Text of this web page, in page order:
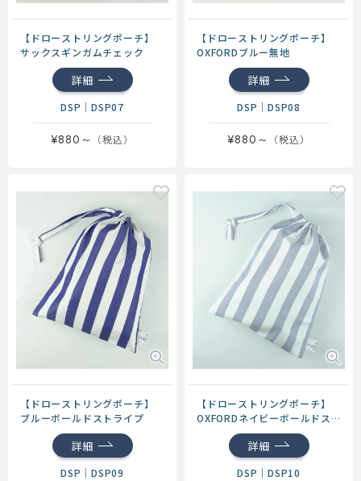
【ドローストリングポーチ】
サックスギンガムチェック
詳細
DSP ｜DSP07
¥880～
【ドローストリングポーチ】
OXFORDブルー無地
詳細
DSP ｜DSP08
¥880～
【ドローストリングポーチ】
ブルーボールドストライプ
詳細
DSP ｜DSP09
【ドローストリングポーチ】
OXFORDネイビーボールドス
トライプ
詳細
DSP ｜DSP10